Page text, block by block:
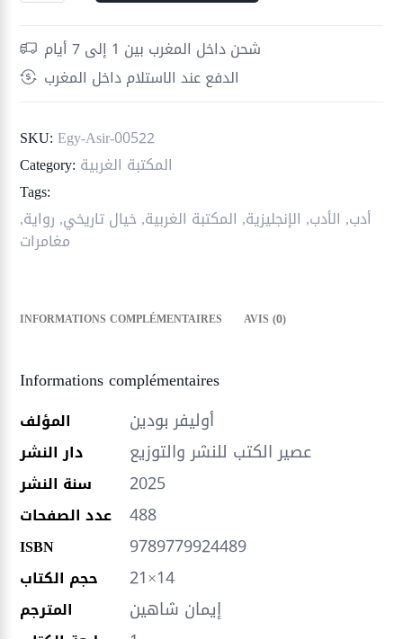
الحشاشين
ج2
؛
شحن داخل المغرب بين 1 إلى 7 أيام
الدفع عند الاستلام داخل المغرب
SKU: Egy-Asir-00522
Category: المكتبة الغربية
Tags:
أدب, الأدب, الإنجليزية, المكتبة الغربية,خيال تاريخي,رواية,
مغامرات
INFORMATIONS COMPLÉMENTAIRES AVIS (0)
Informations complémentaires
المؤلف أوليفر بودين
دار النشر عصير الكتب للنشر والتوزيع
سنة النشر 2025
عدد الصفحات 488
ISBN 9789779924489
حجم الكتاب 21×14
المترجم إيمان شاهين